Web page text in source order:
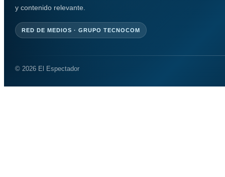
y contenido relevante.
RED DE MEDIOS · GRUPO TECNOCOM
© 2026 El Espectador